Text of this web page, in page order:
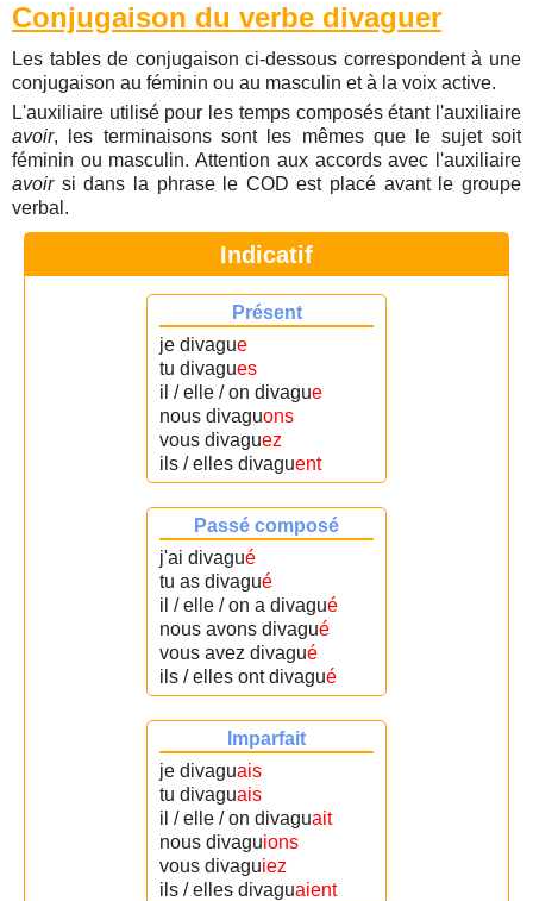
Conjugaison du verbe divaguer
Les tables de conjugaison ci-dessous correspondent à une
conjugaison au féminin ou au masculin et à la voix active.
L'auxiliaire utilisé pour les temps composés étant l'auxiliaire
avoir, les terminaisons sont les mêmes que le sujet soit
féminin ou masculin. Attention aux accords avec l'auxiliaire
avoirsi dans la phrase le COD est placé avant le groupe
verbal.
Indicatif
Présent
je divague
tu divagues
il / elle / on divague
nous divaguons
vous divaguez
ils / elles divaguent
Passé composé
j'ai divagué
tu as divagué
il / elle / on a divagué
nous avons divagué
vous avez divagué
ils / elles ont divagué
Imparfait
je divaguais
tu divaguais
il / elle / on divaguait
nous divaguions
vous divaguiez
ils / elles divaguaient